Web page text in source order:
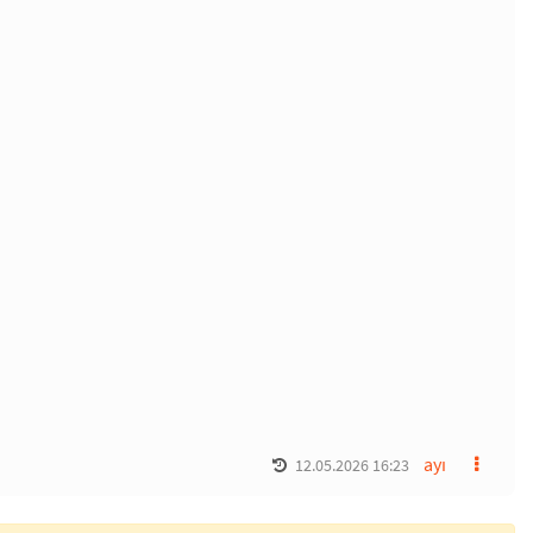
ayı
12.05.2026 16:23